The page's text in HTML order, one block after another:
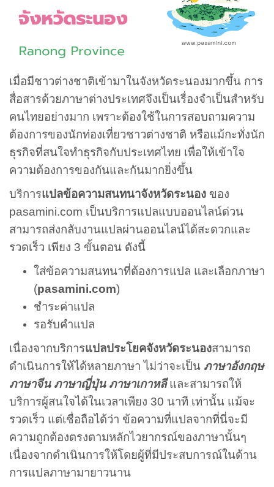
เมื่อมีชาวต่างชาติเข้ามาในจังหวัดระนองมากขึ้น การ
สื่อสารด้วยภาษาต่างประเทศจึงเป็นเรื่องจำเป็นสำหรับ
คนไทยอย่างมาก เพราะต้องใช้ในการสอบถามความ
ต้องการของนักท่องเที่ยวชาวต่างชาติ หรือแม้กะทั่งนัก
ธุรกิจที่สนใจทำธุรกิจกับประเทศไทย เพื่อให้เข้าใจ
ความต้องการของกันและกันมากยิ่งขึ้น
บริการแปลข้อความสนทนาจังหวัดระนอง ของ
pasamini.com เป็นบริการแปลแบบออนไลน์ด่วน
สามารถส่งกลับงานแปลผ่านออนไลน์ได้สะดวกและ
รวดเร็ว เพียง 3 ขั้นตอน ดังนี้
ใส่ข้อความสนทนาที่ต้องการแปล และเลือกภาษา
(pasamini.com)
ชำระค่าแปล
รอรับคำแปล
เนื่องจากบริการแปลประโยคจังหวัดระนองสามารถ
ดำเนินการให้ได้หลายภาษา ไม่ว่าจะเป็น ภาษาอังกฤษ
ภาษาจีน ภาษาญี่ปุ่น ภาษาเกาหลีและสามารถให้
บริการผู้สนใจได้ในเวลาเพียง 30 นาที เท่านั้น แม้จะ
รวดเร็ว แต่เชื่อถือได้ว่า ข้อความที่แปลจากที่นี่จะมี
ความถูกต้องตรงตามหลักไวยากรณ์ของภาษานั้นๆ
เนื่องจากดำเนินการให้โดยผู้ที่มีประสบการณ์ในด้าน
การแปลภาษามายาวนาน